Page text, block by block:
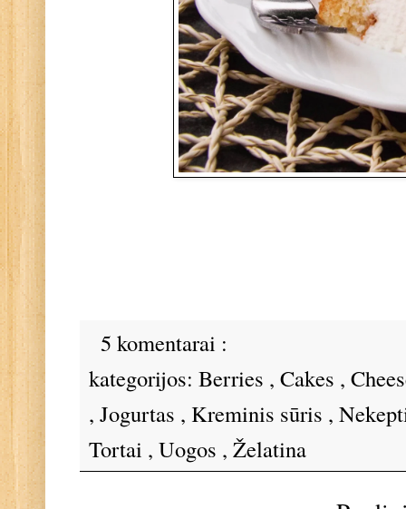
5 komentarai :
kategorijos: Berries , Cakes ,
, Jogurtas , Kreminis sūris ,
Tortai , Uogos , Želatina